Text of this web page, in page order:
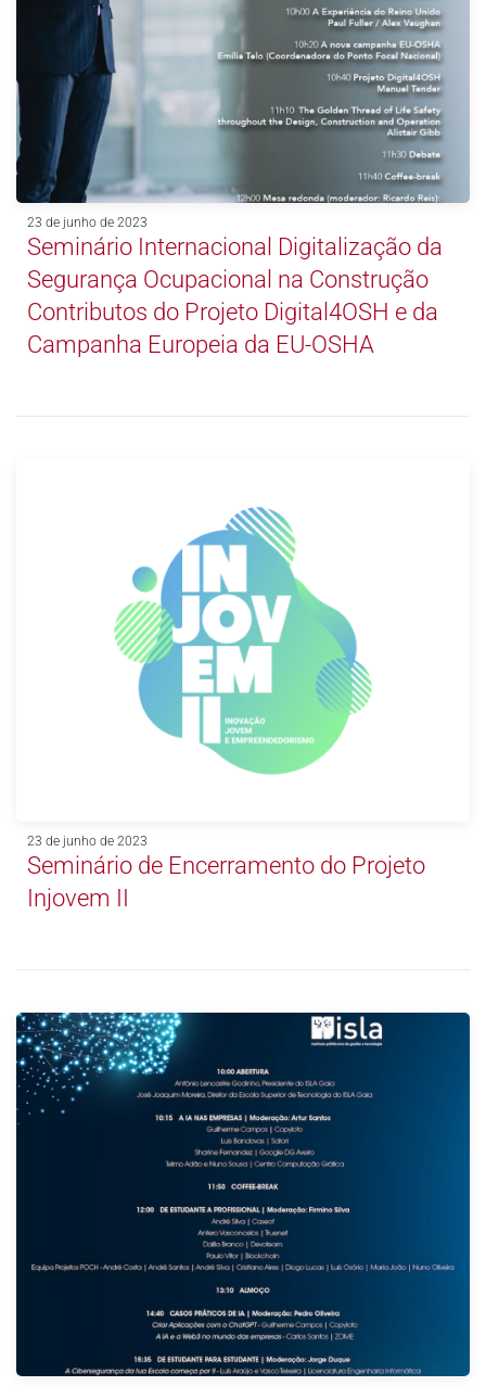
23 de junho de 2023
Seminário Internacional Digitalização da
Segurança Ocupacional na Construção
Contributos do Projeto Digital4OSH e da
Campanha Europeia da EU-OSHA
23 de junho de 2023
Seminário de Encerramento do Projeto
Injovem II